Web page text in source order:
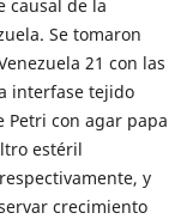
causal de la
Se tomaron
21 con las
interfase tejido
Petri con agar papa
estéril
y
crecimiento